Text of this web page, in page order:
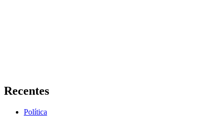
Recentes
Política